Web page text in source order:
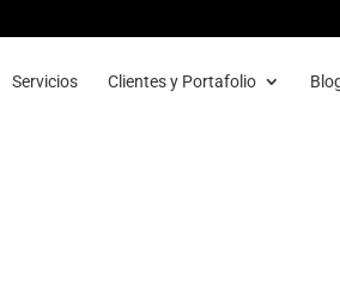
Servicios Clientes y Portafolio